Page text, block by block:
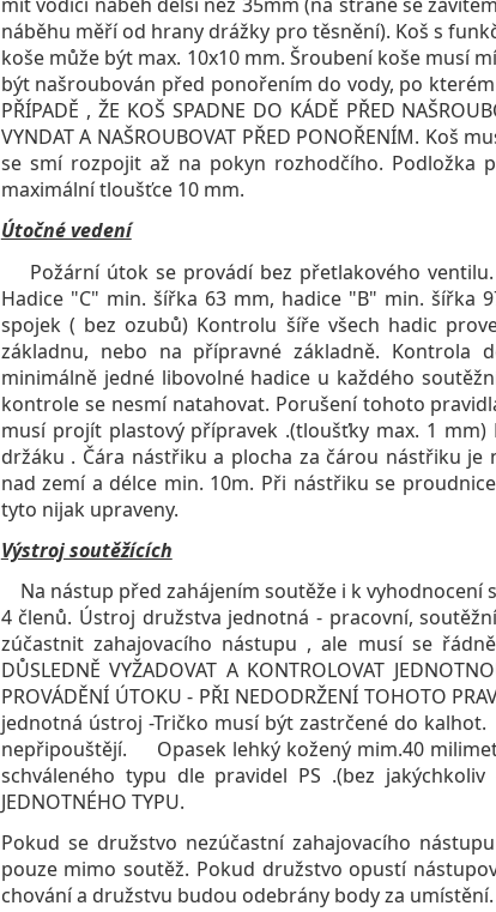
náběhu měří od hrany drážky pro těsnění). Koš s
koše může být max. 10x10 mm. Šroubení koše musí
být našroubován před ponořením do vody, po
PŘÍPADĚ , ŽE KOŠ SPADNE DO KÁDĚ PŘED
VYNDAT A NAŠROUBOVAT PŘED PONOŘENÍM.
se smí rozpojit až na pokyn rozhodčího. Podložka
maximální tloušťce 10 mm.
Útočné vedení
Požární útok se provádí bez přetlakového
Hadice "C" min. šířka 63 mm, hadice "B" min. šířka
spojek ( bez ozubů) Kontrolu šíře všech hadic
základnu, nebo na přípravné základně. Kontrola
minimálně jedné libovolné hadice u každého
kontrole se nesmí natahovat. Porušení tohoto
musí projít plastový přípravek .(tloušťky max. 1
držáku . Čára nástřiku a plocha za čárou nástřiku
nad zemí a délce min. 10m. Při nástřiku se
tyto nijak upraveny.
Výstroj soutěžících
Na nástup před zahájením soutěže i k
4 členů. Ústroj družstva jednotná - pracovní,
zúčastnit zahajovacího nástupu , ale musí se
DŮSLEDNĚ VYŽADOVAT A KONTROLOVAT
PROVÁDĚNÍ ÚTOKU - PŘI NEDODRŽENÍ TOHOTO
jednotná ústroj -Tričko musí být zastrčené do
nepřipouštějí. Opasek lehký kožený mim.40
schváleného typu dle pravidel PS .(bez jakýchkoliv
JEDNOTNÉHO TYPU.
Pokud se družstvo nezúčastní zahajovacího
pouze mimo soutěž. Pokud družstvo opustí
chování a družstvu budou odebrány body za umístění.